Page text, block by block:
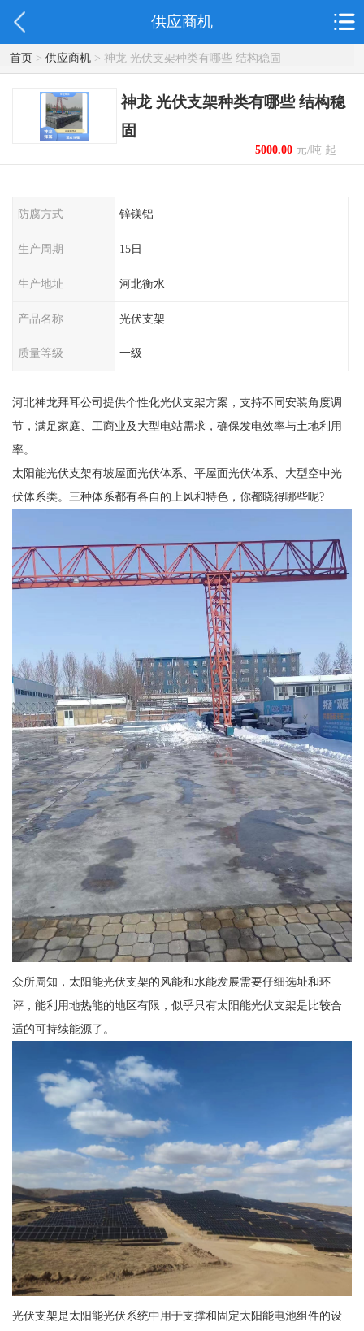
供应商机
首页> 供应商机> 神龙 光伏支架种类有哪些 结构稳固
神龙 光伏支架种类有哪些 结构稳
固
5000.00元/吨 起
防腐方式 锌镁铝
生产周期 15日
生产地址 河北衡水
产品名称 光伏支架
质量等级 一级
河北神龙拜耳公司提供个性化光伏支架方案，支持不同安装角度调
节，满足家庭、工商业及大型电站需求，确保发电效率与土地利用
率。
太阳能光伏支架有坡屋面光伏体系、平屋面光伏体系、大型空中光
伏体系类。三种体系都有各自的上风和特色，你都晓得哪些呢?
众所周知，太阳能光伏支架的风能和水能发展需要仔细选址和环
评，能利用地热能的地区有限，似乎只有太阳能光伏支架是比较合
适的可持续能源了。
光伏支架是太阳能光伏系统中用于支撑和固定太阳能电池组件的设